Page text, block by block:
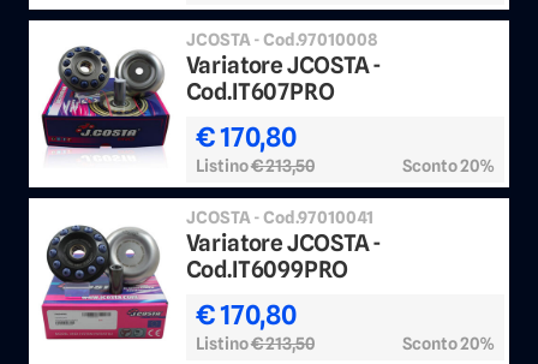
JCOSTA - Cod.97010008
Variatore JCOSTA -
Cod.IT607PRO
€ 170,80
Listino€ 213,50 Sconto 20%
JCOSTA - Cod.97010041
Variatore JCOSTA -
Cod.IT6099PRO
€ 170,80
Listino€ 213,50 Sconto 20%